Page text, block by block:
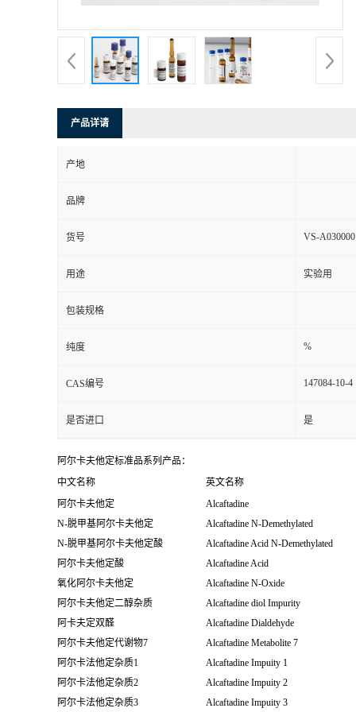
产品详请
产地
品牌
货号 VS-A030000
用途 实验用
包装规格
纯度 %
CAS编号 147084-10-4
是否进口 是
阿尔卡夫他定标准品系列产品：
中文名称
英文名称
阿尔卡夫他定
Alcaftadine
N-脱甲基阿尔卡夫他定
Alcaftadine N-Demethylated
N-脱甲基阿尔卡夫他定酸
Alcaftadine Acid N-Demethylated
阿尔卡夫他定酸
Alcaftadine Acid
氧化阿尔卡夫他定
Alcaftadine N-Oxide
阿尔卡夫他定二醇杂质
Alcaftadine diol Impurity
阿卡夫定双醛
Alcaftadine Dialdehyde
阿尔卡夫他定代谢物7
Alcaftadine Metabolite 7
阿尔卡法他定杂质1
Alcaftadine Impuity 1
阿尔卡法他定杂质2
Alcaftadine Impuity 2
阿尔卡法他定杂质3
Alcaftadine Impuity 3